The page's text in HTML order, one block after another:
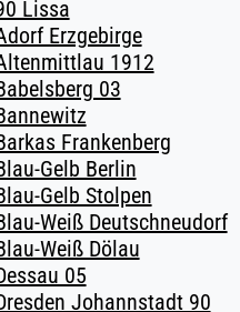
Lissa
Erzgebirge
1912
03
Frankenberg
Gelb Berlin
Gelb Stolpen
Weiß Deutschneudorf
Weiß Dölau
05
Johannstadt 90